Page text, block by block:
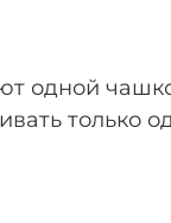
одной
только